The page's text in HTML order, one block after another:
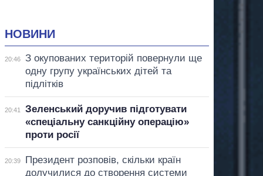
НОВИНИ
20:46
З окупованих територій повернули ще
одну групу українських дітей та
підлітків
20:41
Зеленський доручив підготувати
«спеціальну санкційну операцію»
проти росії
20:39
Президент розповів, скільки країн
долучилися до створення системи